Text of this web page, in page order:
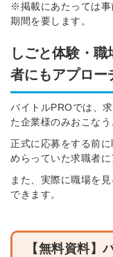
※掲載にあたっては事
期間を要します。
しごと体験・
者にもアプロー
バイトルPROでは、
た企業様のみおこなう
正式に応募をする前
めらっていた求職者に
また、実際に職場を
できます。
【無料資料】